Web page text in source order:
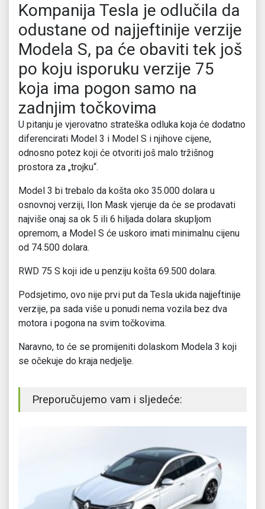
Kompanija Tesla je odlučila da
odustane od najjeftinije verzije
Modela S, pa će obaviti tek još
po koju isporuku verzije 75
koja ima pogon samo na
zadnjim točkovima
U pitanju je vjerovatno strateška odluka koja će dodatno
diferencirati Model 3 i Model S i njihove cijene,
odnosno potez koji će otvoriti još malo tržišnog
prostora za „trojku“.
Model 3 bi trebalo da košta oko 35.000 dolara u
osnovnoj verziji, Ilon Mask vjeruje da će se prodavati
najviše onaj sa ok 5 ili 6 hiljada dolara skupljom
opremom, a Model S će uskoro imati minimalnu cijenu
od 74.500 dolara.
RWD 75 S koji ide u penziju košta 69.500 dolara.
Podsjetimo, ovo nije prvi put da Tesla ukida najjeftinije
verzije, pa sada više u ponudi nema vozila bez dva
motora i pogona na svim točkovima.
Naravno, to će se promijeniti dolaskom Modela 3 koji
se očekuje do kraja nedjelje.
Preporučujemo vam i sljedeće: